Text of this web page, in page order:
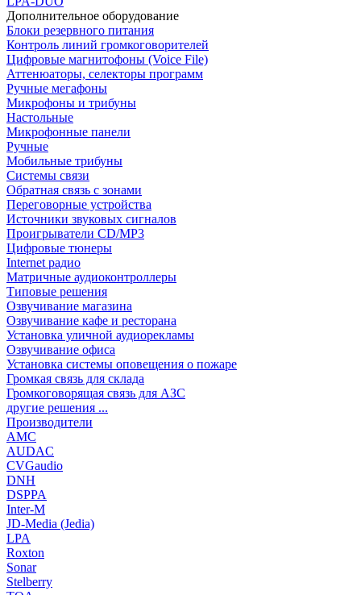
Дополнительное оборудование
Блоки резервного питания
Контроль линий громкоговорителей
Цифровые магнитофоны (Voice File)
Аттенюаторы, селекторы программ
Ручные мегафоны
Микрофоны и трибуны
Настольные
Микрофонные панели
Ручные
Мобильные трибуны
Системы связи
Обратная связь с зонами
Переговорные устройства
Источники звуковых сигналов
Проигрыватели CD/MP3
Цифровые тюнеры
Internet радио
Матричные аудиоконтроллеры
Типовые решения
Озвучивание магазина
Озвучивание кафе и ресторана
Установка уличной аудиорекламы
Озвучивание офиса
Установка системы оповещения о пожаре
Громкая связь для склада
Громкоговорящая связь для АЗС
другие решения ...
Производители
AMC
AUDAC
CVGaudio
DNH
DSPPA
Inter-M
JD-Media (Jedia)
LPA
Roxton
Sonar
Stelberry